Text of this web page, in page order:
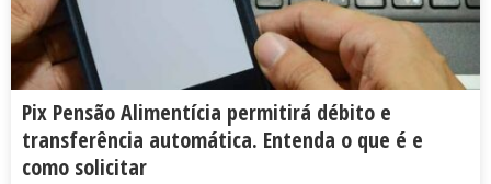
Pix Pensão Alimentícia permitirá débito e
transferência automática. Entenda o que é e
como solicitar